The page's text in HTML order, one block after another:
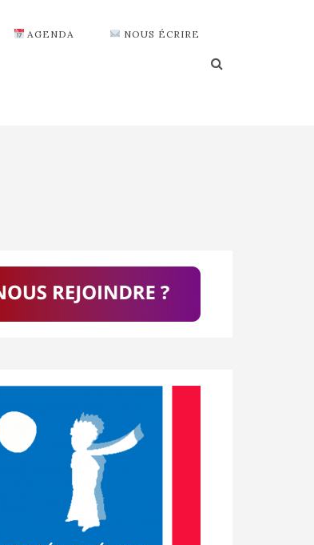
AGENDA NOUS ÉCRIRE